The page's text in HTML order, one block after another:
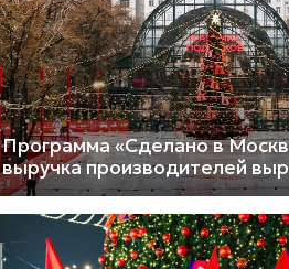
Программа «Сделано в
выручка производителей
50%